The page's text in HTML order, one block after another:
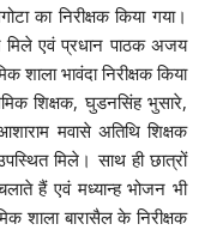
का निरीक्षक किया गया।
मिले एवं प्रधान पाठक अजय
भावंदा निरीक्षक किया
शिक्षक, घुडनसिंह भुसारे,
मवासे अतिथि शिक्षक
मिले। साथ ही छात्रों
हैं एवं मध्यान्ह भोजन भी
शाला बारासैल के निरीक्षक